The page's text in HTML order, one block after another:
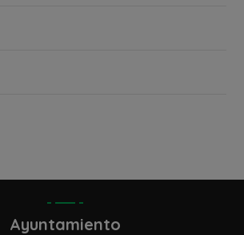
Ayuntamiento